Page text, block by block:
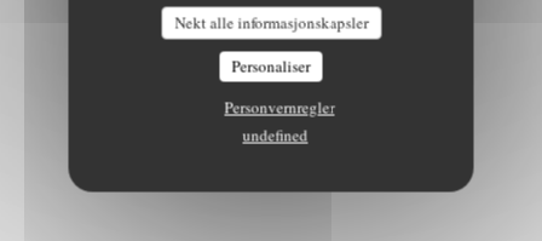
Nekt alle informasjonskapsler
Personaliser
Personvernregler
undefined